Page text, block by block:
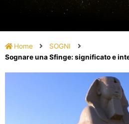
Home
SOGNI
Sognare una Sfinge: significato e